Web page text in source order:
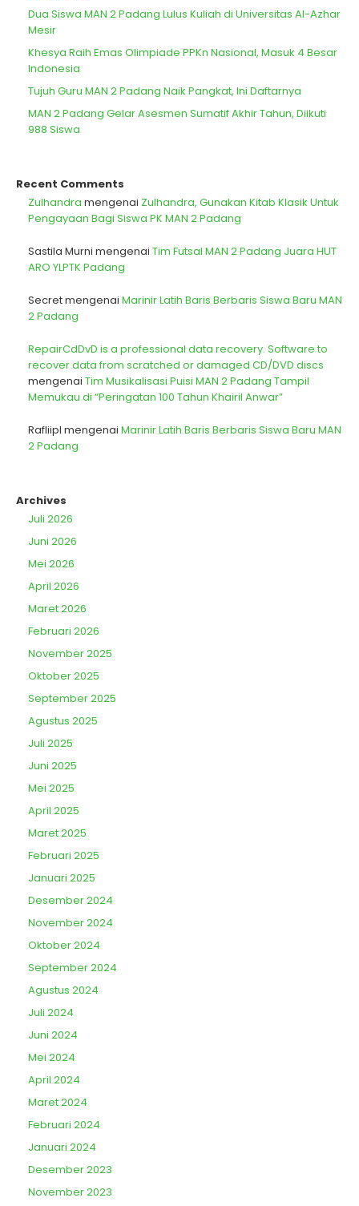
Dua Siswa MAN 2 Padang Lulus Kuliah di Universitas Al-Azhar
Mesir
Khesya Raih Emas Olimpiade PPKn Nasional, Masuk 4 Besar
Indonesia
Tujuh Guru MAN 2 Padang Naik Pangkat, Ini Daftarnya
MAN 2 Padang Gelar Asesmen Sumatif Akhir Tahun, Diikuti
988 Siswa
Recent Comments
Zulhandra mengenai Zulhandra, Gunakan Kitab Klasik Untuk
Pengayaan Bagi Siswa PK MAN 2 Padang
Sastila Murni mengenai Tim Futsal MAN 2 Padang Juara HUT
ARO YLPTK Padang
Secretmengenai Marinir Latih Baris Berbaris Siswa Baru MAN
2 Padang
RepairCdDvD is a professional data recovery. Software to
recover data from scratched or damaged CD/DVD discs
mengenai Tim Musikalisasi Puisi MAN 2 Padang Tampil
Memukau di “Peringatan 100 Tahun Khairil Anwar”
Rafliipl mengenai Marinir Latih Baris Berbaris Siswa Baru MAN
2 Padang
Archives
Juli 2026
Juni 2026
Mei 2026
April 2026
Maret 2026
Februari 2026
November 2025
Oktober 2025
September 2025
Agustus 2025
Juli 2025
Juni 2025
Mei 2025
April 2025
Maret 2025
Februari 2025
Januari 2025
Desember 2024
November 2024
Oktober 2024
September 2024
Agustus 2024
Juli 2024
Juni 2024
Mei 2024
April 2024
Maret 2024
Februari 2024
Januari 2024
Desember 2023
November 2023